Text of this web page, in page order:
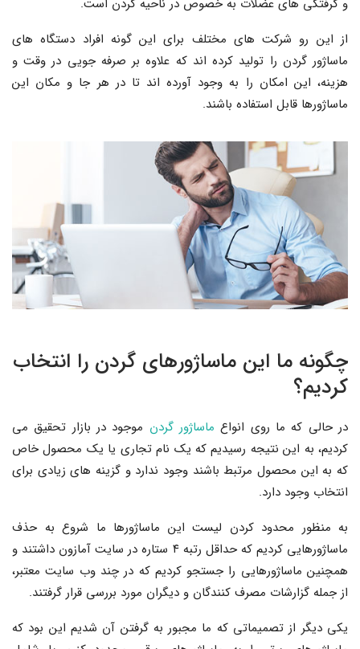
و گرفتگی های عضلات به خصوص در ناحیه گردن است.
از این رو شرکت های مختلف برای این گونه افراد دستگاه های
ماساژور گردن را تولید کرده اند که علاوه بر صرفه جویی در وقت و
هزینه، این امکان را به وجود آورده اند تا در هر جا و مکان این
ماساژورها قابل استفاده باشند.
چگونه ما این ماساژورهای گردن را انتخاب
کردیم؟
در حالی که ما روی انواع ماساژور گردن موجود در بازار تحقیق می
کردیم، به این نتیجه رسیدیم که یک نام تجاری یا یک محصول خاص
که به این محصول مرتبط باشند وجود ندارد و گزینه های زیادی برای
انتخاب وجود دارد.
به منظور محدود کردن لیست این ماساژورها ما شروع به حذف
ماساژورهایی کردیم که حداقل رتبه ۴ ستاره در سایت آمازون داشتند و
همچنین ماساژورهایی را جستجو کردیم که در چند وب سایت معتبر،
از جمله گزارشات مصرف کنندگان و دیگران مورد بررسی قرار گرفتند.
یکی دیگر از تصمیماتی که ما مجبور به گرفتن آن شدیم این بود که